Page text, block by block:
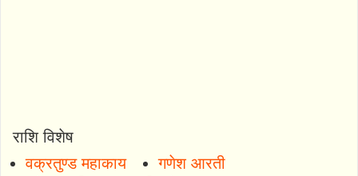
राशि विशेष
वक्रतुण्ड महाकाय
गणेश आरती